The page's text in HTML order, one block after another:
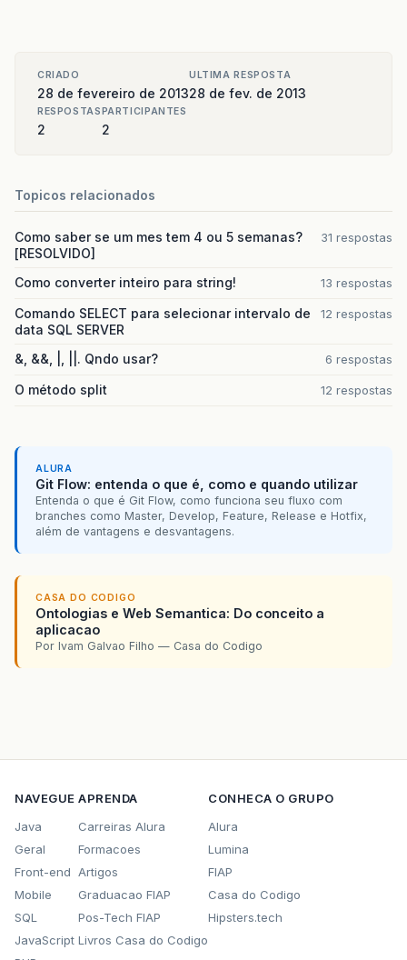
CRIADO
28 de fevereiro de 2013
ULTIMA RESPOSTA
28 de fev. de 2013
RESPOSTAS
2
PARTICIPANTES
2
Topicos relacionados
Como saber se um mes tem 4 ou 5 semanas?
[RESOLVIDO]
31 respostas
Como converter inteiro para string! 13 respostas
Comando SELECT para selecionar intervalo de
data SQL SERVER
12 respostas
&, &&, |, ||. Qndo usar? 6 respostas
O método split 12 respostas
ALURA
Git Flow: entenda o que é, como e quando utilizar
Entenda o que é Git Flow, como funciona seu fluxo com
branches como Master, Develop, Feature, Release e Hotfix,
além de vantagens e desvantagens.
CASA DO CODIGO
Ontologias e Web Semantica: Do conceito a
aplicacao
Por Ivam Galvao Filho — Casa do Codigo
NAVEGUE
Java
Geral
Front-end
Mobile
SQL
JavaScript
APRENDA
Carreiras Alura
Formacoes
Artigos
Graduacao FIAP
Pos-Tech FIAP
Livros Casa do Codigo
CONHECA O GRUPO
Alura
Lumina
FIAP
Casa do Codigo
Hipsters.tech